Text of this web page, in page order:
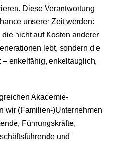
Diese Verantwortung
unserer Zeit werden:
die nicht auf Kosten anderer
lebt, sondern die
– enkelfähig, enkeltauglich,
Akademie-
wir (Familien-)Unternehmen
Führungskräfte,
und